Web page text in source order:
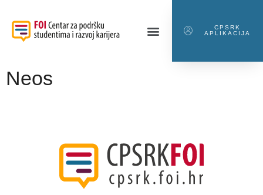
CPSRK
APLIKACIJA
Neos